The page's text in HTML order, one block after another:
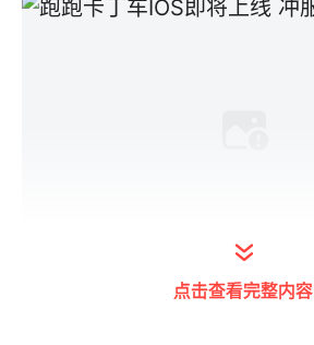
跑跑卡丁车iOS手机版主页
点击查看完整内容